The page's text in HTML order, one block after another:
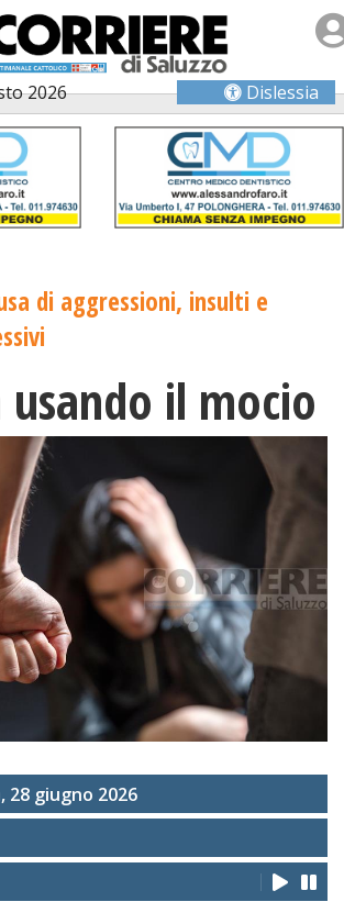
2026 Dislessia
di aggressioni, insulti e
il mocio
28 giugno 2026